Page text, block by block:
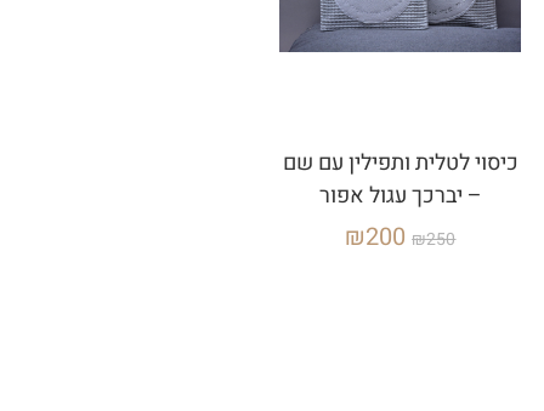
כיסוי לטלית ותפילין עם שם
– יברכך עגול אפור
₪250
₪200